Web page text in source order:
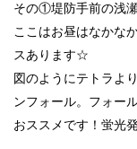
その①堤防手前の浅
ここはお昼はなかな
スあります☆
図のようにテトラよ
ンフォール。フォー
おススメです！蛍光